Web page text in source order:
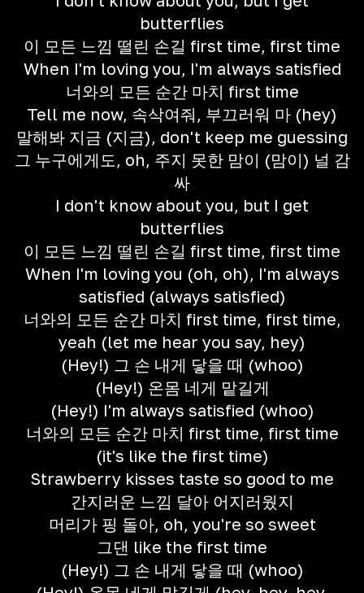
butterflies
이 모든 느낌 떨린 손길 first time, first time
When I'm loving you, I'm always satisfied
너와의 모든 순간 마치 first time
Tell me now, 속삭여줘, 부끄러워 마 (hey)
말해봐 지금 (지금), don't keep me guessing
그 누구에게도, oh, 주지 못한 맘이 (맘이) 널 감
싸
I don't know about you, but I get
butterflies
이 모든 느낌 떨린 손길 first time, first time
When I'm loving you (oh, oh), I'm always
satisfied (always satisfied)
너와의 모든 순간 마치 first time, first time,
yeah (let me hear you say, hey)
(Hey!) 그 손 내게 닿을 때 (whoo)
(Hey!) 온몸 네게 맡길게
(Hey!) I'm always satisfied (whoo)
너와의 모든 순간 마치 first time, first time
(it's like the first time)
Strawberry kisses taste so good to me
간지러운 느낌 달아 어지러웠지
머리가 핑 돌아, oh, you're so sweet
그댄 like the first time
(Hey!) 그 손 내게 닿을 때 (whoo)